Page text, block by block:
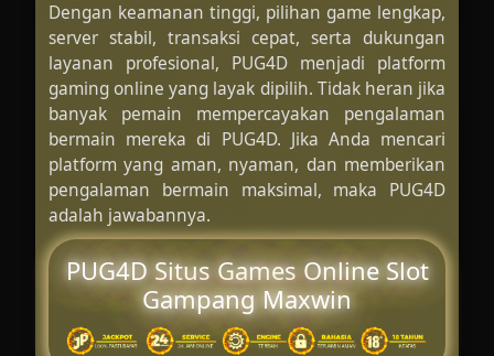
Dengan keamanan tinggi, pilihan game lengkap,
server stabil, transaksi cepat, serta dukungan
layanan profesional, PUG4D menjadi platform
gaming online yang layak dipilih. Tidak heran jika
banyak pemain mempercayakan pengalaman
bermain mereka di PUG4D. Jika Anda mencari
platform yang aman, nyaman, dan memberikan
pengalaman bermain maksimal, maka PUG4D
adalah jawabannya.
PUG4D Situs Games Online Slot
Gampang Maxwin